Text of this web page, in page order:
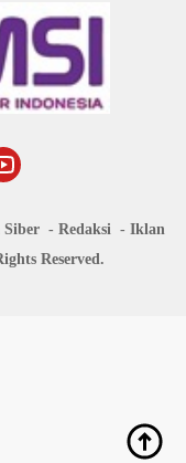
Siber Redaksi
Iklan
Reserved.